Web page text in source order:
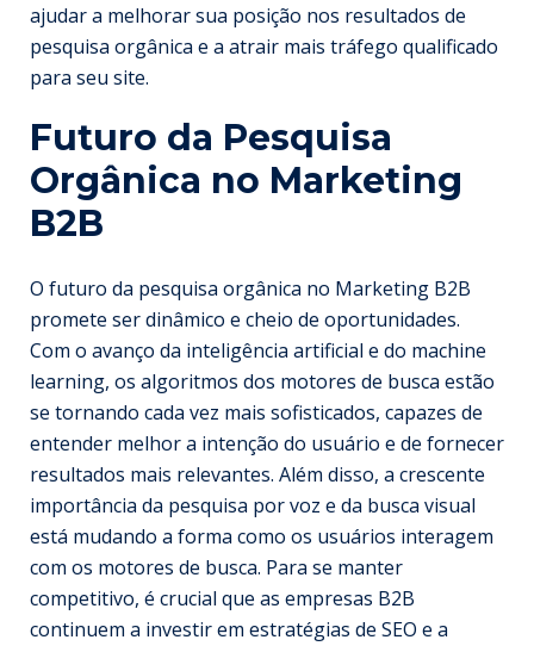
ajudar a melhorar sua posição nos resultados de
pesquisa orgânica e a atrair mais tráfego qualificado
para seu site.
Futuro da Pesquisa
Orgânica no Marketing
B2B
O futuro da pesquisa orgânica no Marketing B2B
promete ser dinâmico e cheio de oportunidades.
Com o avanço da inteligência artificial e do machine
learning, os algoritmos dos motores de busca estão
se tornando cada vez mais sofisticados, capazes de
entender melhor a intenção do usuário e de fornecer
resultados mais relevantes. Além disso, a crescente
importância da pesquisa por voz e da busca visual
está mudando a forma como os usuários interagem
com os motores de busca. Para se manter
competitivo, é crucial que as empresas B2B
continuem a investir em estratégias de SEO e a